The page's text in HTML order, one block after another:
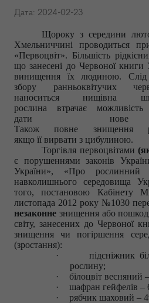
Дата: 2024-02-23
Щороку з середини
Хмельниччині проводиться
«Первоцвіт». Більшість
що занесені до Червоної книги
винищення їх людиною.
збору ранньоквітучих
наноситься нищівна
рослина втрачає
дати нове
Також повне знищення
якщо її вирвати з цибулиною.
Торгівля первоцвітами
є порушеннями законів
України», «Про рослинний
навколишнього середовища
того, постановою Кабінету
листопада 2012 року №1030
незаконне знищення або
світу, занесених до Червоної
знищення чи погіршення
(зростання):
·
підсніжник
рослину;
·
білоцвіт весняний
·
шафран гейфелів –
·
рябчик шаховий –